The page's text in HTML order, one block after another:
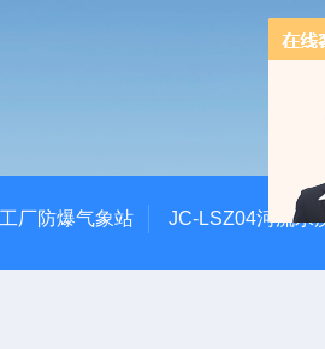
厂防爆气象站 JC-LSZ04河流水